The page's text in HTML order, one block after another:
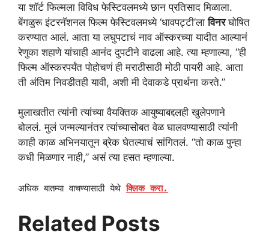
या शॉर्ट फिल्मला विविध फेस्टिवलमध्ये छान प्रतिसाद मिळाला.
बेंगळुरू इंटरनॅशनल फिल्म फेस्टिवलमध्ये ‘धावपट्टी’लाविनरघोषित
करण्यात आलं. आता या लघुपटाचं नाव ऑस्करच्या यादीत आल्यानं
रेणुका शहाणे यांचाही आनंद दुपटीने वाढला आहे. त्या म्हणाल्या, “ही
फिल्म ऑस्करपर्यंत पोहोचणं ही मराठीसाठी मोठी पायरी आहे. आता
ती अंतिम निवडीतही यावी, अशी मी देवाकडे प्रार्थना करते.”
मुलाखतीत त्यांनी त्यांच्या वैयक्तिक आयुष्याबद्दलही खुलेपणाने
बोललं. मुलं जन्मल्यानंतर त्यांच्यासोबत वेळ घालवण्यासाठी त्यांनी
काही काळ अभिनयातून ब्रेक घेतल्याचं सांगितलं. “तो काळ पुन्हा
कधी मिळणार नाही,” असं त्या हसत म्हणाल्या.
अधिक बातम्या वाचण्यासाठी येथेक्लिक करा.
Related Posts